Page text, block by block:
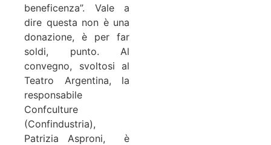
beneficenza”. Vale a
dire questa non è una
donazione, è per far
soldi, punto. Al
convegno, svoltosi al
Teatro Argentina, la
responsabile
Confculture
(Confindustria),
Patrizia Asproni, è